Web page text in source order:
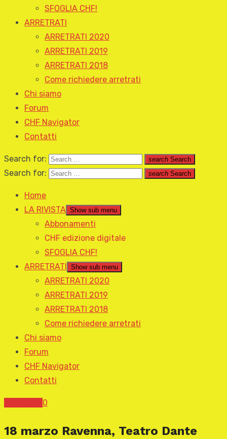
SFOGLIA CHF!
ARRETRATI
ARRETRATI 2020
ARRETRATI 2019
ARRETRATI 2018
Come richiedere arretrati
Chi siamo
Forum
CHF Navigator
Contatti
Search for: search Search
Search for: search Search
Home
LA RIVISTA Show sub menu
Abbonamenti
CHF edizione digitale
SFOGLIA CHF!
ARRETRATI
Show sub menu
ARRETRATI 2020
ARRETRATI 2019
ARRETRATI 2018
Come richiedere arretrati
Chi siamo
Forum
CHF Navigator
Contatti
0
18 marzo Ravenna, Teatro Dante